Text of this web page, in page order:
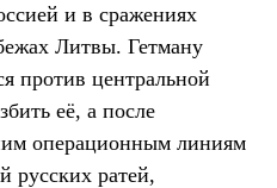
и в сражениях
Литвы. Гетману
против центральной
её, а после
операционным линиям
русских ратей,